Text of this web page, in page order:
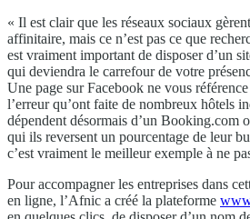
« Il est clair que les réseaux sociaux
affinitaire, mais ce n’est pas ce que
est vraiment important de disposer d’un
qui deviendra le carrefour de votre
Une page sur Facebook ne vous
l’erreur qu’ont faite de nombreux hôtels
dépendent désormais d’un Booking.com
qui ils reversent un pourcentage de leur
c’est vraiment le meilleur exemple à ne
Pour accompagner les entreprises dans
en ligne, l’Afnic a créé la plateforme